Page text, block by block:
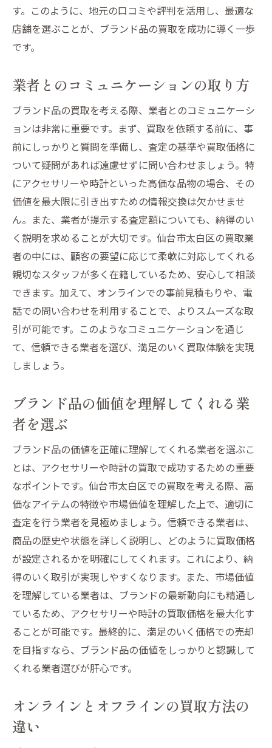
す。このように、地元の口コミや評判を活用し、最適な
店舗を選ぶことが、ブランド品の買取を成功に導く一歩
です。
業者とのコミュニケーションの取り方
ブランド品の買取を考える際、業者とのコミュニケーシ
ョンは非常に重要です。まず、買取を依頼する前に、事
前にしっかりと質問を準備し、査定の基準や買取価格に
ついて疑問があれば遠慮せずに問い合わせましょう。特
にアクセサリーや時計といった高価な品物の場合、その
価値を最大限に引き出すための情報交換は欠かせませ
ん。また、業者が提示する査定額についても、納得のい
く説明を求めることが大切です。仙台市太白区の買取業
者の中には、顧客の要望に応じて柔軟に対応してくれる
親切なスタッフが多く在籍しているため、安心して相談
できます。加えて、オンラインでの事前見積もりや、電
話での問い合わせを利用することで、よりスムーズな取
引が可能です。このようなコミュニケーションを通じ
て、信頼できる業者を選び、満足のいく買取体験を実現
しましょう。
ブランド品の価値を理解してくれる業
者を選ぶ
ブランド品の価値を正確に理解してくれる業者を選ぶこ
とは、アクセサリーや時計の買取で成功するための重要
なポイントです。仙台市太白区での買取を考える際、高
価なアイテムの特徴や市場価値を理解した上で、適切に
査定を行う業者を見極めましょう。信頼できる業者は、
商品の歴史や状態を詳しく説明し、どのように買取価格
が設定されるかを明確にしてくれます。これにより、納
得のいく取引が実現しやすくなります。また、市場価値
を理解している業者は、ブランドの最新動向にも精通し
ているため、アクセサリーや時計の買取価格を最大化す
ることが可能です。最終的に、満足のいく価格での売却
を目指すなら、ブランド品の価値をしっかりと認識して
くれる業者選びが肝心です。
オンラインとオフラインの買取方法の
違い